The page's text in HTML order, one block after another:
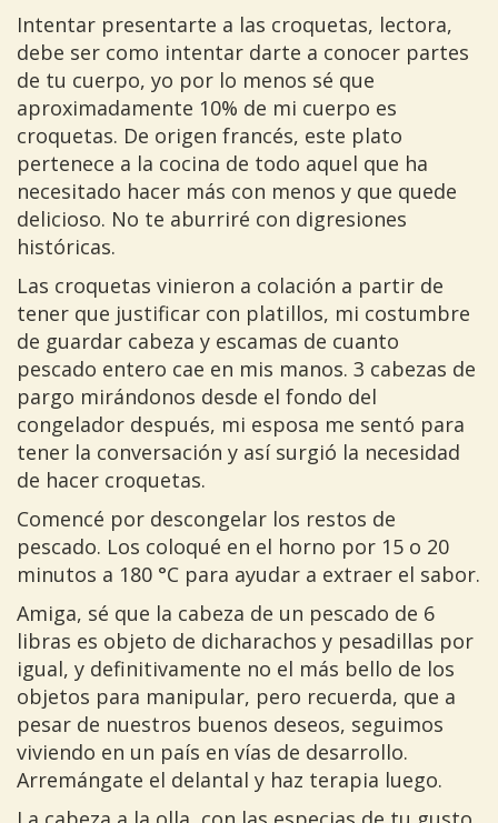
Intentar presentarte a las croquetas, lectora,
debe ser como intentar darte a conocer partes
de tu cuerpo, yo por lo menos sé que
aproximadamente 10% de mi cuerpo es
croquetas. De origen francés, este plato
pertenece a la cocina de todo aquel que ha
necesitado hacer más con menos y que quede
delicioso. No te aburriré con digresiones
históricas.
Las croquetas vinieron a colación a partir de
tener que justificar con platillos, mi costumbre
de guardar cabeza y escamas de cuanto
pescado entero cae en mis manos. 3 cabezas de
pargo mirándonos desde el fondo del
congelador después, mi esposa me sentó para
tener la conversación y así surgió la necesidad
de hacer croquetas.
Comencé por descongelar los restos de
pescado. Los coloqué en el horno por 15 o 20
minutos a 180 °C para ayudar a extraer el sabor.
Amiga, sé que la cabeza de un pescado de 6
libras es objeto de dicharachos y pesadillas por
igual, y definitivamente no el más bello de los
objetos para manipular, pero recuerda, que a
pesar de nuestros buenos deseos, seguimos
viviendo en un país en vías de desarrollo.
Arremángate el delantal y haz terapia luego.